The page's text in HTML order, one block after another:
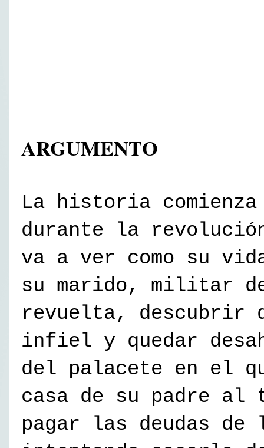
ARGUMENTO
La historia
durante la
va a ver como su
su marido, militar
revuelta, descubrir
infiel y quedar
del palacete en el
casa de su padre al
pagar las deudas de